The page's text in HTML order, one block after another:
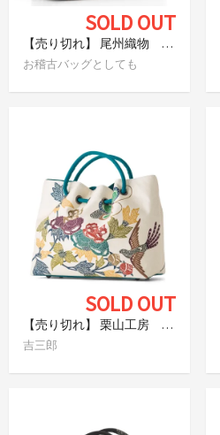
SOLD OUT
【売り切れ】 尾州織物 日本製 和装バッグ アラベスク柄
お稽古バッグとしても
SOLD OUT
【売り切れ】 栗山工房 和染紅型バッグ 花鳥図
吉三郎